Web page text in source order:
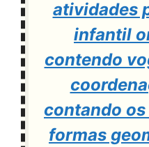
atividades
infantil
contendo
contando
formas